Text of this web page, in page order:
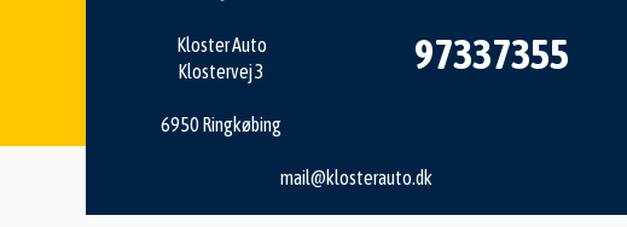
Kloster Auto
Klostervej 3
6950 Ringkøbing
97337355
mail@klosterauto.dk